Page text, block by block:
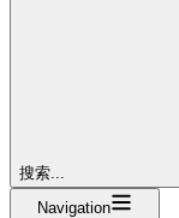
搜索...
Navigation